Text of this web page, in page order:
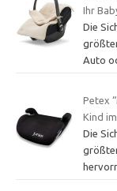
Ihr
Die
Auto
Petex
Kind
Die